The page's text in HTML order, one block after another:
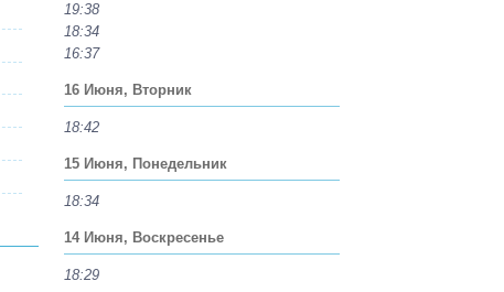
19:38
18:34
16:37
16 Июня, Вторник
18:42
15 Июня, Понедельник
18:34
14 Июня, Воскресенье
18:29